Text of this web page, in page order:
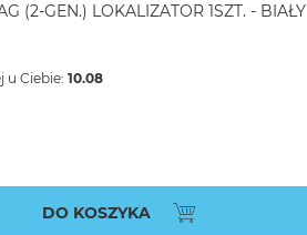
(2-GEN.) LOKALIZATOR 1SZT. - BIAŁY
u Ciebie: 10.08
DO KOSZYKA